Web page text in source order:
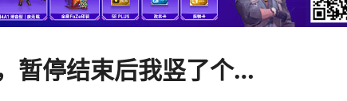
adrrr解释处罚原因：我搞砸了，暂停结束后我竖了个大拇指